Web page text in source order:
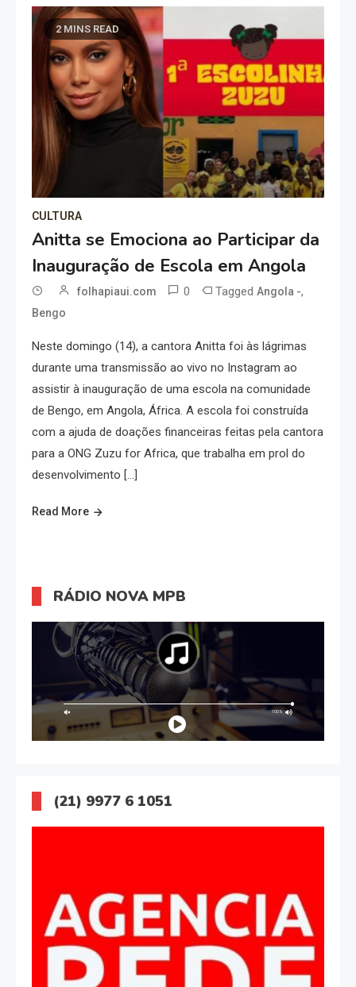
2 MINS READ
CULTURA
Anitta se Emociona ao Participar da
Inauguração de Escola em Angola
folhapiaui.com 0 Tagged Angola -,
Bengo
Neste domingo (14), a cantora Anitta foi às lágrimas
durante uma transmissão ao vivo no Instagram ao
assistir à inauguração de uma escola na comunidade
de Bengo, em Angola, África. A escola foi construída
com a ajuda de doações financeiras feitas pela cantora
para a ONG Zuzu for Africa, que trabalha em prol do
desenvolvimento […]
Read More
RÁDIO NOVA MPB
(21) 9977 6 1051